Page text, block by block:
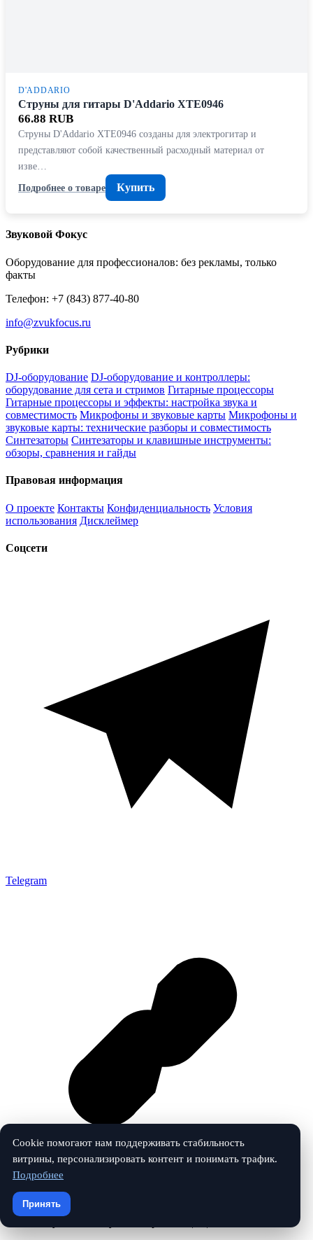
D'ADDARIO
Струны для гитары D'Addario XTE0946
66.88 RUB
Струны D'Addario XTE0946 созданы для электрогитар и
представляют собой качественный расходный материал от
изве…
Подробнее о товаре
Купить
Звуковой Фокус
Оборудование для профессионалов: без рекламы, только
факты
Телефон: +7 (843) 877-40-80
info@zvukfocus.ru
Рубрики
DJ-оборудование DJ-оборудование и контроллеры:
оборудование для сета и стримов Гитарные процессоры
Гитарные процессоры и эффекты: настройка звука и
совместимость Микрофоны и звуковые карты Микрофоны и
звуковые карты: технические разборы и совместимость
Синтезаторы Синтезаторы и клавишные инструменты:
обзоры, сравнения и гайды
Правовая информация
О проекте Контакты Конфиденциальность Условия
использования Дисклеймер
Соцсети
Telegram
Vk
Cookie помогают нам поддерживать стабильность
витрины, персонализировать контент и понимать трафик.
Подробнее
Принять